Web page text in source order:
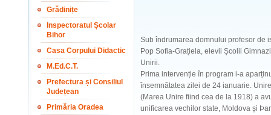
Grădinițe
Inspectoratul Școlar
Bihor
Casa Corpului Didactic
M.Ed.C.T.
Prefectura și Consiliul
Județean
Primăria Oradea
Sub îndrumarea domnului profesor de
Pop Sofia-Grațiela, elevii Școlii
Unirii.
Prima intervenție în program i-a
însemnătatea zilei de 24 ianuarie.
(Marea Unire fiind cea de la 1918) a
unificarea vechilor state, Moldova și